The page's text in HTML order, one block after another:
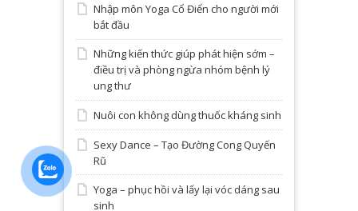
Nhập môn Yoga Cổ Điển cho người mới
bắt đầu
Những kiến thức giúp phát hiện sớm –
điều trị và phòng ngừa nhóm bệnh lý
ung thư
Nuôi con không dùng thuốc kháng sinh
Sexy Dance – Tạo Đường Cong Quyến
Rũ
Yoga – phục hồi và lấy lại vóc dáng sau
sinh